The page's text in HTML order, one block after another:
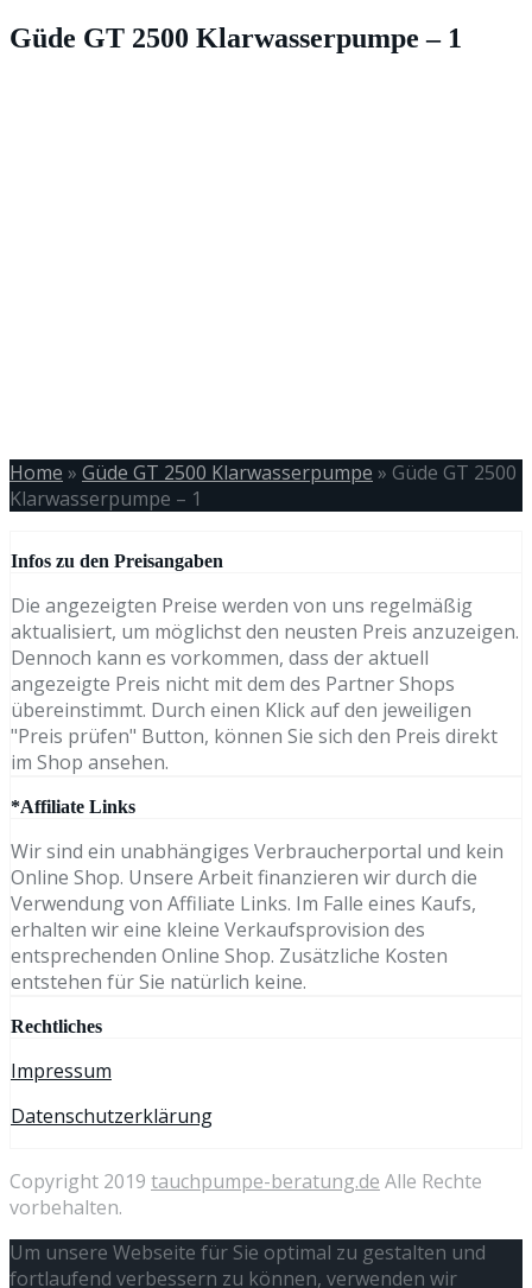
Güde GT 2500 Klarwasserpumpe – 1
Home » Güde GT 2500 Klarwasserpumpe » Güde GT 2500
Klarwasserpumpe – 1
Infos zu den Preisangaben
Die angezeigten Preise werden von uns regelmäßig
aktualisiert, um möglichst den neusten Preis anzuzeigen.
Dennoch kann es vorkommen, dass der aktuell
angezeigte Preis nicht mit dem des Partner Shops
übereinstimmt. Durch einen Klick auf den jeweiligen
"Preis prüfen" Button, können Sie sich den Preis direkt
im Shop ansehen.
*Affiliate Links
Wir sind ein unabhängiges Verbraucherportal und kein
Online Shop. Unsere Arbeit finanzieren wir durch die
Verwendung von Affiliate Links. Im Falle eines Kaufs,
erhalten wir eine kleine Verkaufsprovision des
entsprechenden Online Shop. Zusätzliche Kosten
entstehen für Sie natürlich keine.
Rechtliches
Impressum
Datenschutzerklärung
Copyright 2019 tauchpumpe-beratung.de Alle Rechte
vorbehalten.
Um unsere Webseite für Sie optimal zu gestalten und
fortlaufend verbessern zu können, verwenden wir